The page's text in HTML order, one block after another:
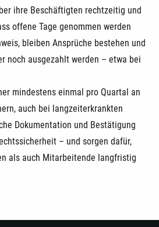
ihre Beschäftigten rechtzeitig und
offene Tage genommen werden
bleiben Ansprüche bestehen und
noch ausgezahlt werden – etwa bei
mindestens einmal pro Quartal an
auch bei langzeiterkrankten
Dokumentation und Bestätigung
– und sorgen dafür,
als auch Mitarbeitende langfristig